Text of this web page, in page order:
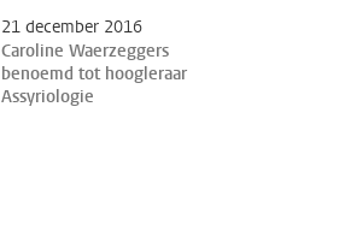
21 december 2016
Caroline Waerzeggers
benoemd tot hoogleraar
Assyriologie